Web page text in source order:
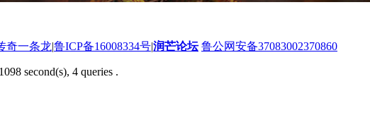
奇一条龙|鲁ICP备16008334号|润芒论坛 鲁公网安备37083002370860
second(s), 4 queries .